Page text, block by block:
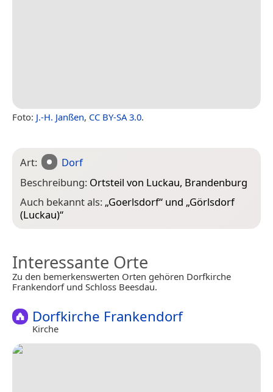
Foto: J.-H. Janßen, CC BY-SA 3.0.
Art:
Dorf
Beschreibung: Ortsteil von Luckau, Brandenburg
Auch bekannt als: „Goerlsdorf“ und „Görlsdorf
(Luckau)“
Interessante Orte
Zu den bemerkenswerten Orten gehören Dorfkirche
Frankendorf und Schloss Beesdau.
Dorfkirche Frankendorf
Kirche